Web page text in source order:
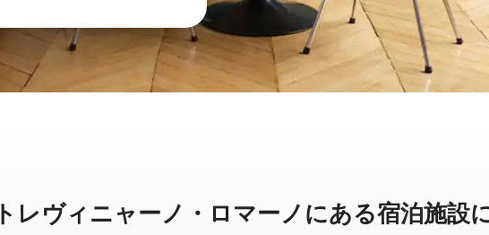
トレヴィニャーノ・ロマーノに⁠あ⁠る宿⁠泊⁠施⁠設⁠